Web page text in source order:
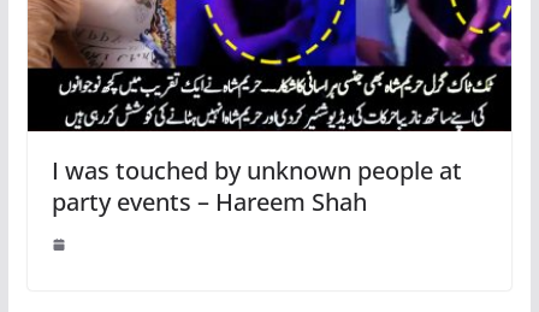
I was touched by unknown people at
party events – Hareem Shah